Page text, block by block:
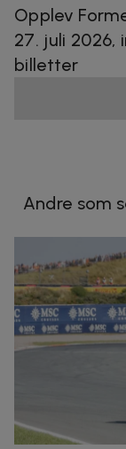
Opplev
27. juli 2026,
billetter
Andre som